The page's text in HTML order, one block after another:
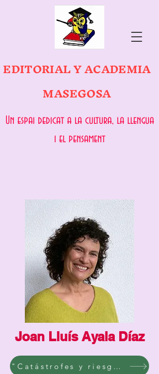
EDITORIAL Y ACADEMIA
MASEGOSA
Un espai dedicat a la cultura, la llengua
i el pensament
Joan Lluís Ayala Díaz
"Catástrofes y riesgos naturales en el Principado de Andorra